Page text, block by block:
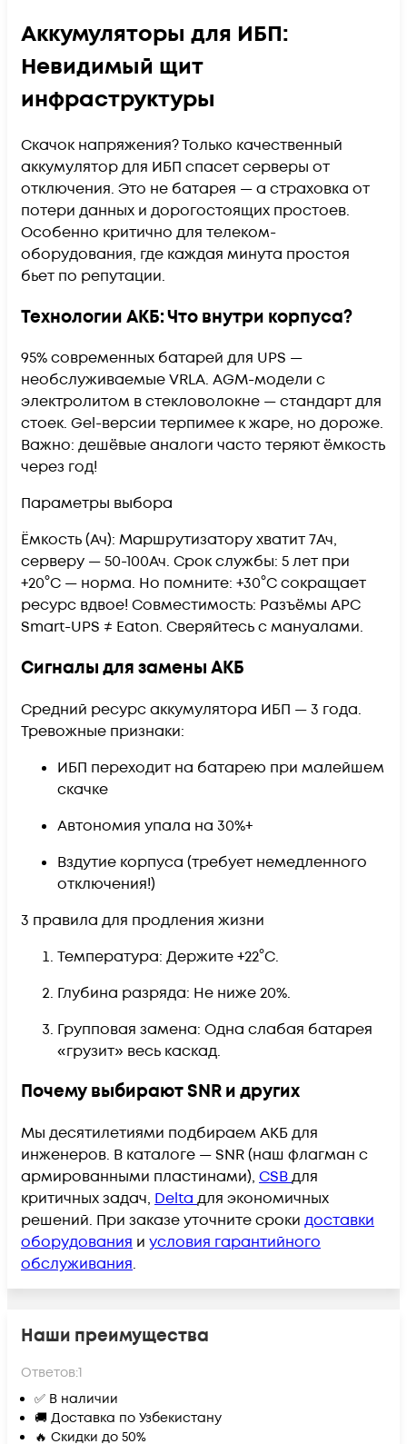
Аккумуляторы для ИБП:
Невидимый щит
инфраструктуры
Скачок напряжения? Только качественный
аккумулятор для ИБП спасет серверы от
отключения. Это не батарея — а страховка от
потери данных и дорогостоящих простоев.
Особенно критично для телеком-
оборудования, где каждая минута простоя
бьет по репутации.
Технологии АКБ: Что внутри корпуса?
95% современных батарей для UPS —
необслуживаемые VRLA. AGM-модели с
электролитом в стекловолокне — стандарт для
стоек. Gel-версии терпимее к жаре, но дороже.
Важно: дешёвые аналоги часто теряют ёмкость
через год!
Параметры выбора
Ёмкость (Ач): Маршрутизатору хватит 7Ач,
серверу — 50-100Ач. Срок службы: 5 лет при
+20°C — норма. Но помните: +30°C сокращает
ресурс вдвое! Совместимость: Разъёмы APC
Smart-UPS ≠ Eaton. Сверяйтесь с мануалами.
Сигналы для замены АКБ
Средний ресурс аккумулятора ИБП — 3 года.
Тревожные признаки:
ИБП переходит на батарею при малейшем
скачке
Автономия упала на 30%+
Вздутие корпуса (требует немедленного
отключения!)
3 правила для продления жизни
Температура: Держите +22°C.
Глубина разряда: Не ниже 20%.
Групповая замена: Одна слабая батарея
«грузит» весь каскад.
Почему выбирают SNR и других
Мы десятилетиями подбираем АКБ для
инженеров. В каталоге — SNR (наш флагман с
армированными пластинами), CSBдля
критичных задач, Delta для экономичных
решений. При заказе уточните сроки доставки
оборудования и условия гарантийного
обслуживания.
Наши преимущества
Ответов:1
✅ В наличии
🚚 Доставка по Узбекистану
🔥 Скидки до 50%